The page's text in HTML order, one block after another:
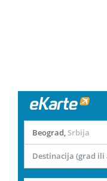
Beograd Srbija
Destinacija (grad